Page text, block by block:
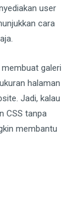
user
cara
galeri
halaman
Jadi, kalau
CSS tanpa
membantu